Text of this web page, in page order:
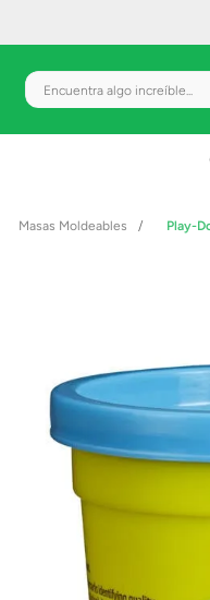
Encuentra algo
Masas Moldeables Play-